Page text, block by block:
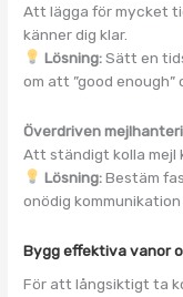
Att lägga för mycket
känner dig klar.
Lösning:Sätt en
om att ”good enough”
Överdriven
Att ständigt kolla mejl
Lösning:Bestäm
onödig
Bygg effektiva vanor
För att långsiktigt ta